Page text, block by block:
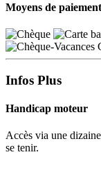
Moyens de paiement
Infos Plus
Handicap moteur
Accès via une
se tenir.